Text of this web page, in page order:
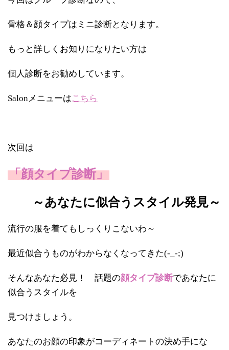
骨格＆顔タイプはミニ診断となります。
もっと詳しくお知りになりたい方は
個人診断をお勧めしています。
Salonメニューはこちら
次回は
「顔タイプ診断」
～あなたに似合うスタイル発見～
流行の服を着てもしっくりこないわ～
最近似合うものがわからなくなってきた(-_-;)
そんなあなた必見！ 話題の顔タイプ診断であなたに
似合うスタイルを
見つけましょう。
あなたのお顔の印象がコーディネートの決め手にな